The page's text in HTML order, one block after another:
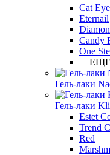
Cat Eye
Eternail
Candy
One
+
Гель-лаки
Гель-лаки
Estet
Trend
Red